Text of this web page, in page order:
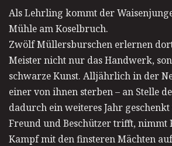
Als Lehrling kommt der
Mühle am Koselbruch.
Zwölf Müllersburschen erlernen
Meister nicht nur das Handwerk,
schwarze Kunst. Alljährlich in der
einer von ihnen sterben – an Stelle
dadurch ein weiteres Jahr
Freund und Beschützer trifft, nimmt
Kampf mit den finsteren Mächten